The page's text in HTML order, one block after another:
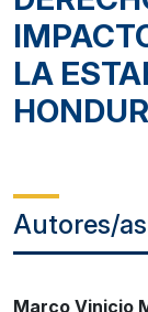
LA
Autores/as
Marco Vinicio